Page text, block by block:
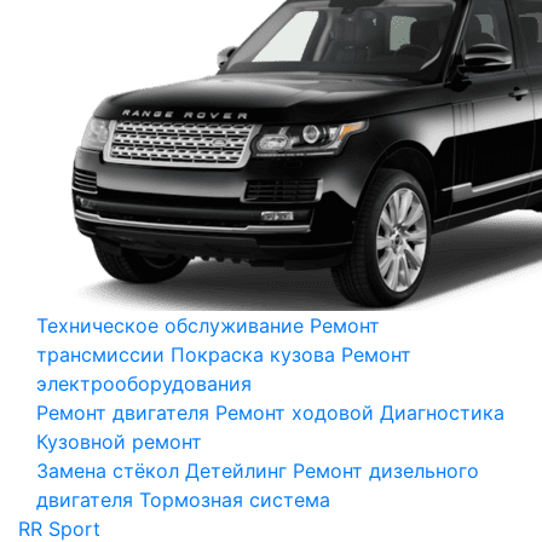
Техническое обслуживание Ремонт
трансмиссии Покраска кузова Ремонт
электрооборудования
Ремонт двигателя Ремонт ходовой Диагностика
Кузовной ремонт
Замена стёкол Детейлинг Ремонт дизельного
двигателя Тормозная система
RR Sport